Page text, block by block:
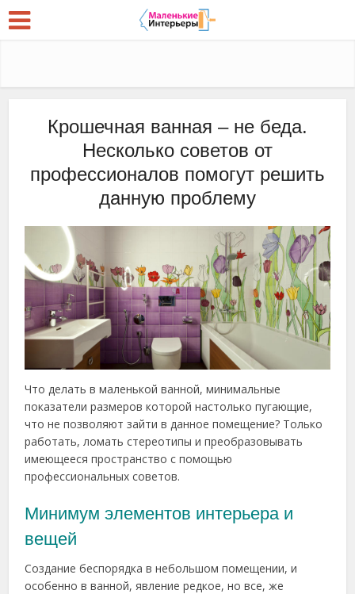
Крошечная ванная – не беда.
Несколько советов от
профессионалов помогут решить
данную проблему
Что делать в маленькой ванной, минимальные
показатели размеров которой настолько пугающие,
что не позволяют зайти в данное помещение? Только
работать, ломать стереотипы и преобразовывать
имеющееся пространство с помощью
профессиональных советов.
Минимум элементов интерьера и
вещей
Создание беспорядка в небольшом помещении, и
особенно в ванной, явление редкое, но все, же